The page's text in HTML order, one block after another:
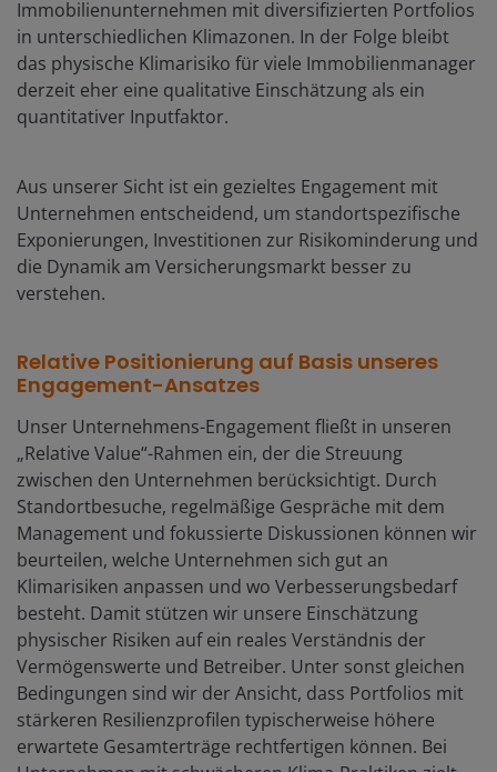
Immobilienunternehmen mit diversifizierten Portfolios
in unterschiedlichen Klimazonen. In der Folge bleibt
das physische Klimarisiko für viele Immobilienmanager
derzeit eher eine qualitative Einschätzung als ein
quantitativer Inputfaktor.
Aus unserer Sicht ist ein gezieltes Engagement mit
Unternehmen entscheidend, um standortspezifische
Exponierungen, Investitionen zur Risikominderung und
die Dynamik am Versicherungsmarkt besser zu
verstehen.
Relative Positionierung auf Basis unseres
Engagement-Ansatzes
Unser Unternehmens-Engagement fließt in unseren
„Relative Value“-Rahmen ein, der die Streuung
zwischen den Unternehmen berücksichtigt. Durch
Standortbesuche, regelmäßige Gespräche mit dem
Management und fokussierte Diskussionen können wir
beurteilen, welche Unternehmen sich gut an
Klimarisiken anpassen und wo Verbesserungsbedarf
besteht. Damit stützen wir unsere Einschätzung
physischer Risiken auf ein reales Verständnis der
Vermögenswerte und Betreiber. Unter sonst gleichen
Bedingungen sind wir der Ansicht, dass Portfolios mit
stärkeren Resilienzprofilen typischerweise höhere
erwartete Gesamterträge rechtfertigen können. Bei